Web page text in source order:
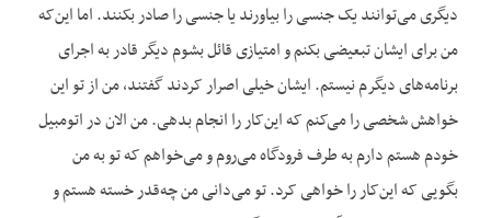
دیگری می‌توانند یک جنسی را بیاورند یا جنسی را صادر بکنند. اما این‌که
من برای ایشان تبعیضی بکنم و امتیازی قائل بشوم دیگر قادر به اجرای
برنامه‌های دیگرم نیستم. ایشان خیلی اصرار کردند گفتند، من از تو این
خواهش شخصی را می‌کنم که این‌کار را انجام بدهی. من الان در اتومبیل
خودم هستم دارم به طرف فرودگاه می‌روم و می‌خواهم که تو به من
بگویی که این‌کار را خواهی کرد. تو می‌دانی من چه‌قدر خسته هستم و